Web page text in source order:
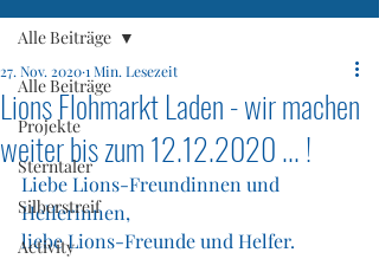
Alle Beiträge
Projekte
Sterntaler
Silberstreif
Activity
Alle Beiträge
Lions Flohmarkt Laden - wir machen
weiter bis zum 12.12.2020 ... !
27. Nov. 20201 Min. Lesezeit
Liebe Lions-Freundinnen und
Helferinnen,
liebe Lions-Freunde und Helfer.